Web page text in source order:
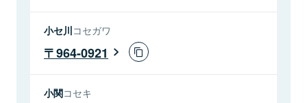
小セ川コセガワ
964-0921
小関コセキ